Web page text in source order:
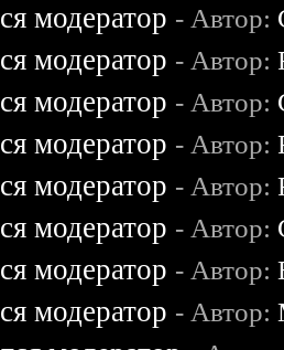
модератор - Автор:
модератор - Автор:
модератор - Автор:
модератор - Автор:
модератор - Автор:
модератор - Автор:
модератор - Автор:
модератор - Автор: